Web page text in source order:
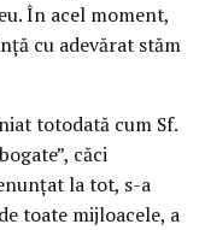
În acel moment,
cu adevărat stăm
totodată cum Sf.
căci
la tot, s-a
toate mijloacele, a